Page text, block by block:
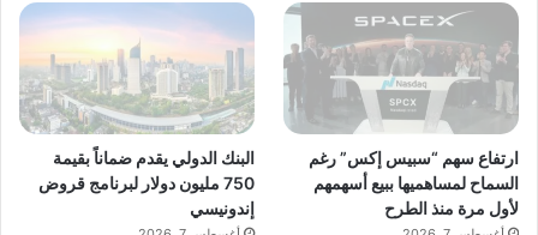
ارتفاع سهم “سبيس إكس” رغم
السماح لمساهميها ببيع أسهمهم
لأول مرة منذ الطرح
البنك الدولي يقدم ضماناً بقيمة
750 مليون دولار لبرنامج قروض
إندونيسي